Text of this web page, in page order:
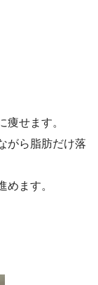
せます。
がら脂肪だけ落
めます。